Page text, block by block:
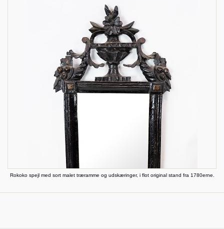
Rokoko spejl med sort malet træramme og udskæringer, i flot original stand fra 1780erne.